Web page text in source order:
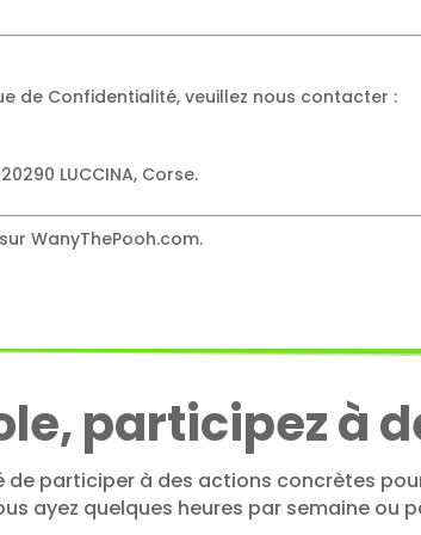
de Confidentialité, veuillez nous contacter :
20290 LUCCINA, Corse.
WanyThePooh.com.
participez à
de participer à des actions concrètes
ayez quelques heures par semaine